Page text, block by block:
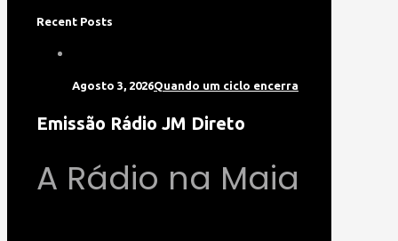
Recent Posts
Agosto 3, 2026Quando um ciclo encerra
Emissão Rádio JM Direto
A Rádio na Maia